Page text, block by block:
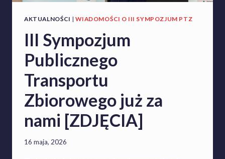
AKTUALNOŚCI |WIADOMOŚCI O III SYMPOZJUM PTZ
III Sympozjum
Publicznego
Transportu
Zbiorowego już za
nami [ZDJĘCIA]
16 maja, 2026